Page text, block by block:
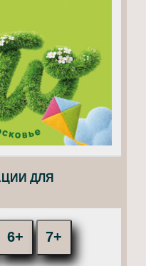
ДЛЯ
6+ 7+